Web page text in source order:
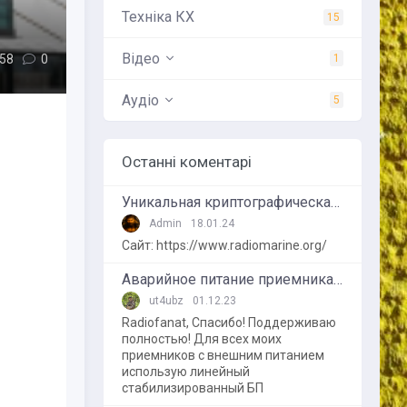
0
Техніка КХ 15
Вiдео 1
Аудiо 5
Останні коментарі
Уникальная криптографическая задача в эфире
Admin 18.01.24
Сайт: https://www.radiomarine.org/
Аварийное питание приемника от внешнего аккумулятора
ut4ubz 01.12.23
Radiofanat, Спасибо! Поддерживаю
полностью! Для всех моих
приемников с внешним питанием
использую линейный
стабилизированный БП